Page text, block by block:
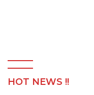
HOT NEWS !!